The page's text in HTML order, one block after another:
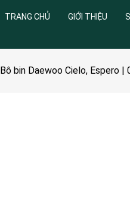
TRANG CHỦ GIỚI THIỆU
Bô bin Daewoo Cielo, Espero |